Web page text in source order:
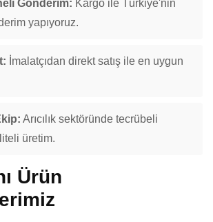
Gönderim: Kargo ile Türkiye'nin
yapıyoruz.
İmalatçıdan direkt satış ile en uygun
Arıcılık sektöründe tecrübeli
üretim.
Ürün